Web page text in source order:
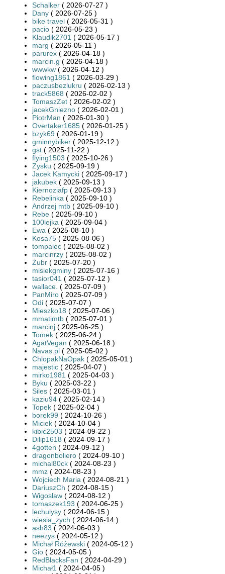
Schalker ( 2026-07-27 )
Dany ( 2026-07-25 )
bike travel ( 2026-05-31 )
pacio ( 2026-05-23 )
Klaudik2701 ( 2026-05-17 )
marg ( 2026-05-11 )
parurex ( 2026-04-18 )
marcin.g ( 2026-04-18 )
wwwkw ( 2026-04-12 )
flowing1861 ( 2026-03-29 )
paczusbezlukru ( 2026-02-13 )
track5868 ( 2026-02-02 )
TomaszZet ( 2026-02-02 )
jacekGniezno ( 2026-02-01 )
PiotrMan ( 2026-01-30 )
Overtaker1685 ( 2026-01-25 )
bzyk69 ( 2026-01-19 )
gminnybiker ( 2025-12-12 )
gst ( 2025-11-22 )
flying1503 ( 2025-10-26 )
Zysku ( 2025-09-19 )
Jacek Kamycki ( 2025-09-17 )
jakubek ( 2025-09-13 )
Kiernoziafp ( 2025-09-13 )
Rebelinka ( 2025-09-10 )
Andrzej mtb ( 2025-09-10 )
Rebe ( 2025-09-10 )
100lejka ( 2025-09-04 )
Ewa ( 2025-08-10 )
Kosa75 ( 2025-08-06 )
tompalec ( 2025-08-02 )
marcinrzy ( 2025-08-02 )
Żubr ( 2025-07-20 )
misiekgminy ( 2025-07-16 )
tasior041 ( 2025-07-12 )
wallace. ( 2025-07-09 )
PanMiro ( 2025-07-09 )
Odi ( 2025-07-07 )
Mieszko18 ( 2025-07-06 )
mmatimtb ( 2025-07-01 )
marcinj ( 2025-06-25 )
Tomek ( 2025-06-24 )
AgatVegan ( 2025-06-18 )
Navas.pl ( 2025-05-02 )
ChlopakNaOpak ( 2025-05-01 )
majestic ( 2025-04-07 )
mirko1981 ( 2025-04-03 )
Byku ( 2025-03-22 )
Siles ( 2025-03-01 )
kaziu94 ( 2025-02-14 )
Topek ( 2025-02-04 )
borek99 ( 2024-10-26 )
Miciek ( 2024-10-04 )
kibic2503 ( 2024-09-22 )
Dilip1618 ( 2024-09-17 )
4gotten ( 2024-09-12 )
dragonboliero ( 2024-09-10 )
michal80ck ( 2024-08-23 )
mmz ( 2024-08-23 )
Wojciech Maria ( 2024-08-21 )
DariuszCh ( 2024-08-15 )
Wigosław ( 2024-08-12 )
tomaszek193 ( 2024-06-25 )
lechulysy ( 2024-06-15 )
wiesia_zych ( 2024-06-14 )
ash83 ( 2024-06-03 )
neezys ( 2024-05-12 )
Michał Różewski ( 2024-05-12 )
Gio ( 2024-05-05 )
RedBlacksFan ( 2024-04-29 )
Michał1 ( 2024-04-05 )